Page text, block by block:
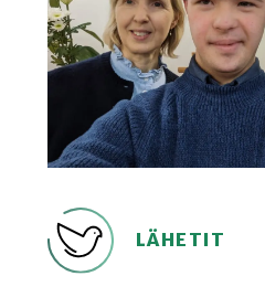
LÄHETIT